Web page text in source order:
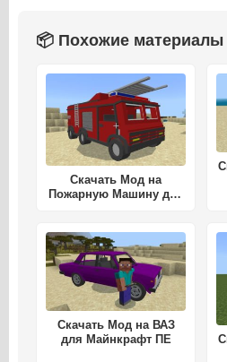
📦 Похожие материалы
Скачать Мод на
Пожарную Машину для
Скачать Мод на ВАЗ
для Майнкрафт ПЕ